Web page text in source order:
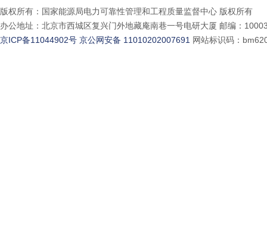
版权所有：国家能源局电力可靠性管理和工程质量监督中心 版权所有
办公地址：北京市西城区复兴门外地藏庵南巷一号电研大厦 邮编：
京ICP备11044902号 京公网安备 11010202007691 网站标识码：